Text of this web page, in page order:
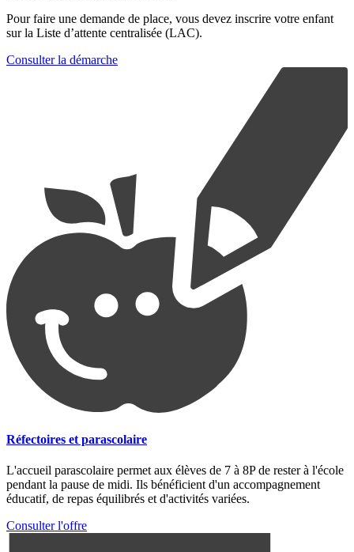
Pour faire une demande de place, vous devez inscrire votre enfant
sur la Liste d’attente centralisée (LAC).
Consulter la démarche
Réfectoires et parascolaire
L'accueil parascolaire permet aux élèves de 7 à 8P de rester à l'école
pendant la pause de midi. Ils bénéficient d'un accompagnement
éducatif, de repas équilibrés et d'activités variées.
Consulter l'offre